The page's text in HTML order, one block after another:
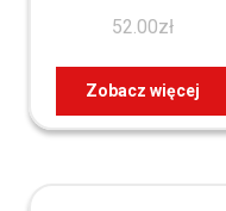
52.00zł
Zobacz więcej